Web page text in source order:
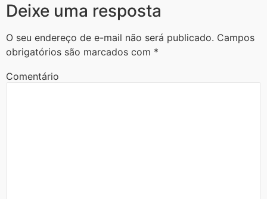
Deixe uma resposta
O seu endereço de e-mail não será publicado. Campos
obrigatórios são marcados com *
Comentário